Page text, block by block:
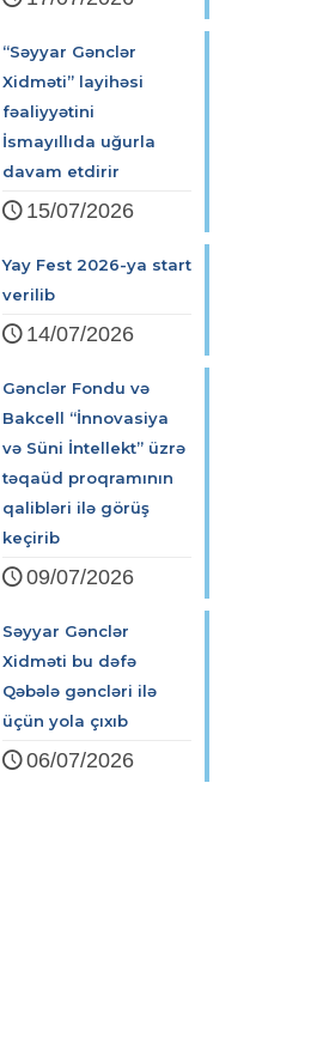
“Səyyar Gənclər
Xidməti” layihəsi
fəaliyyətini
İsmayıllıda uğurla
davam etdirir
15/07/2026
Yay Fest 2026-ya start
verilib
14/07/2026
Gənclər Fondu və
Bakcell “İnnovasiya
və Süni İntellekt” üzrə
təqaüd proqramının
qalibləri ilə görüş
keçirib
09/07/2026
Səyyar Gənclər
Xidməti bu dəfə
Qəbələ gəncləri ilə
üçün yola çıxıb
06/07/2026